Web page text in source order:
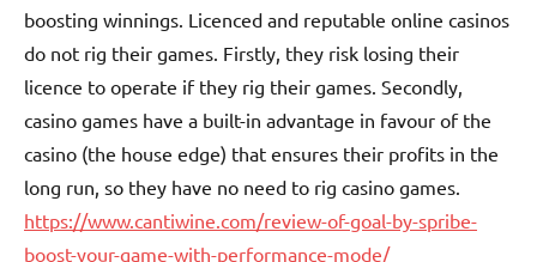
boosting winnings. Licenced and reputable online casinos
do not rig their games. Firstly, they risk losing their
licence to operate if they rig their games. Secondly,
casino games have a built-in advantage in favour of the
casino (the house edge) that ensures their profits in the
long run, so they have no need to rig casino games.
https://www.cantiwine.com/review-of-goal-by-spribe-
boost-your-game-with-performance-mode/